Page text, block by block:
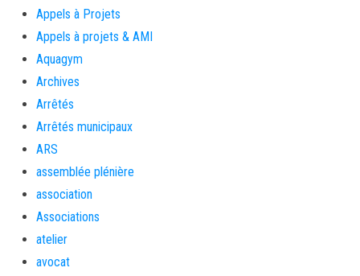
Appels à Projets
Appels à projets & AMI
Aquagym
Archives
Arrêtés
Arrêtés municipaux
ARS
assemblée plénière
association
Associations
atelier
avocat